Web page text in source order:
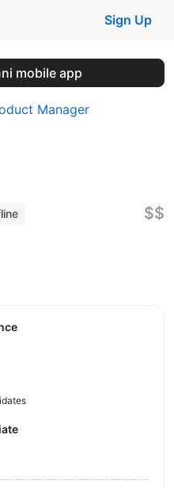
Sign Up
mobile app
Manager
$$